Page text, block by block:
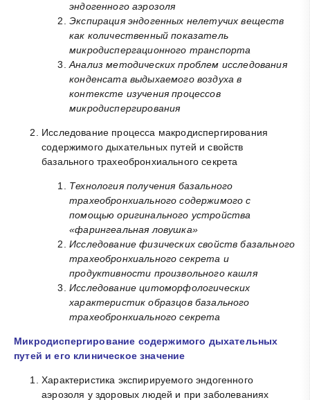
эндогенного аэрозоля
Экспирация эндогенных нелетучих веществ
как количественный показатель
микродиспергационного транспорта
Анализ методических проблем исследования
конденсата выдыхаемого воздуха в
контексте изучения процессов
микродиспергирования
Исследование процесса макродиспергирования
содержимого дыхательных путей и свойств
базального трахеобронхиального секрета
Технология получения базального
трахеобронхиального содержимого с
помощью оригинального устройства
«фарингеальная ловушка»
Исследование физических свойств базального
трахеобронхиального секрета и
продуктивности произвольного кашля
Исследование цитоморфологических
характеристик образцов базального
трахеобронхиального секрета
Микродиспергирование содержимого дыхательных
путей и его клиническое значение
Характеристика экспирируемого эндогенного
аэрозоля у здоровых людей и при заболеваниях